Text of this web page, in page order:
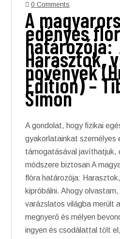
0 Comments
A
edényes
határozója:
Harasztok,
növények
Edition) –
Simon
A gondolat, hogy fizikai
gyakorlatainkat személyes
támogatásával javíthatjuk,
módszere biztosan A
flóra határozója:
kipróbálni. Ahogy
varázslatos világba merült
megnyerő és mélyen
ingyen és csodálattal tölt